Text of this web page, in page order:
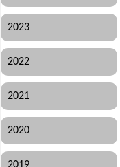
2023
2022
2021
2020